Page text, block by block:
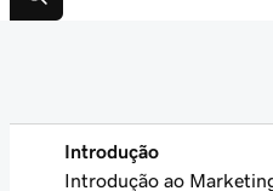
Introdução
Introdução ao